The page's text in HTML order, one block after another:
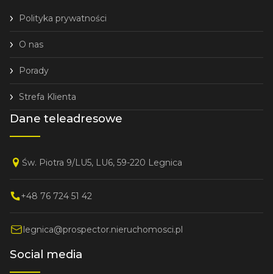
Social media
Polityka prywatności
O nas
Porady
Strefa Klienta
Dane teleadresowe
Św. Piotra 9/LU5, LU6, 59-220 Legnica
+48 76 724 51 42
legnica@prospector.nieruchomosci.pl